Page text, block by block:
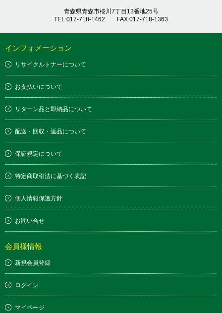
青森県青森市桜川7丁目13番地25号
TEL:017-718-1462 FAX:017-718-1363
インフォメーション
リサイクルトナーについて
お支払いについて
リターン品と即納品について
配送・回収・返品について
保証規定について
特定商取引法に基づく表記
個人情報保護方針
お問い合せ
会員様情報
新規会員登録
ログイン
マイページ